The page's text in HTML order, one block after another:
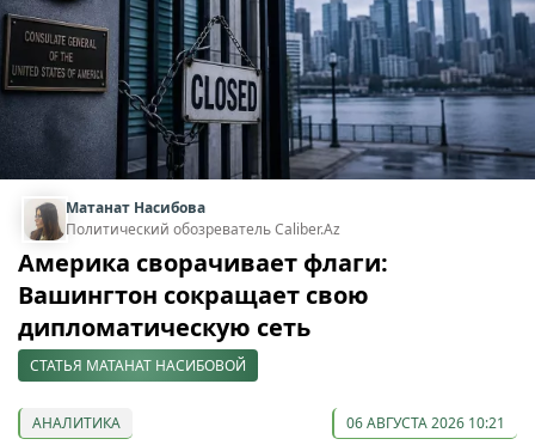
Матанат Насибова
Политический обозреватель Caliber.Az
Америка сворачивает флаги:
Вашингтон сокращает свою
дипломатическую сеть
СТАТЬЯ МАТАНАТ НАСИБОВОЙ
АНАЛИТИКА 06 АВГУСТА 2026 10:21